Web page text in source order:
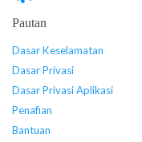
Pautan
Dasar Keselamatan
Dasar Privasi
Dasar Privasi Aplikasi
Penafian
Bantuan